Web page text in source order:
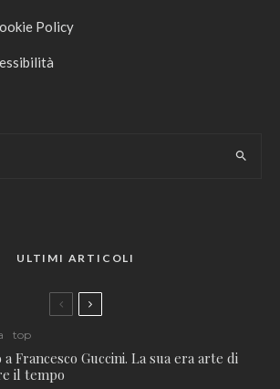
Policy
ULTIMI ARTICOLI
top
a Francesco Guccini. La sua era arte di
il tempo